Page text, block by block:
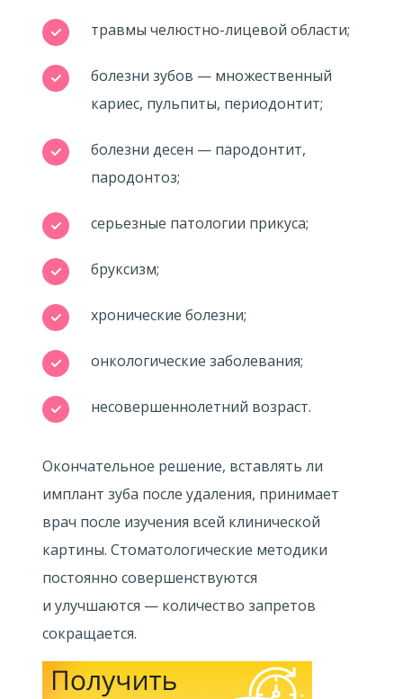
травмы челюстно-лицевой области;
болезни зубов — множественный
кариес, пульпиты, периодонтит;
болезни десен — пародонтит,
пародонтоз;
серьезные патологии прикуса;
бруксизм;
хронические болезни;
онкологические заболевания;
несовершеннолетний возраст.
Окончательное решение, вставлять ли
имплант зуба после удаления, принимает
врач после изучения всей клинической
картины. Стоматологические методики
постоянно совершенствуются
и улучшаются — количество запретов
сокращается.